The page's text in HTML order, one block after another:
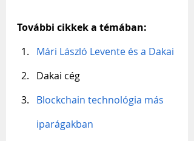
További cikkek a témában:
Mári László Levente és a Dakai
Dakai cég
Blockchain technológia más
iparágakban